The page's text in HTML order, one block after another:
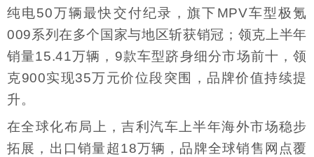
纯电50万辆最快交付纪录，旗下MPV车型极氪
009系列在多个国家与地区斩获销冠；领克上半年
销量15.41万辆，9款车型跻身细分市场前十，领
克900实现35万元价位段突围，品牌价值持续提
升。
在全球化布局上，吉利汽车上半年海外市场稳步
拓展，出口销量超18万辆，品牌全球销售网点覆